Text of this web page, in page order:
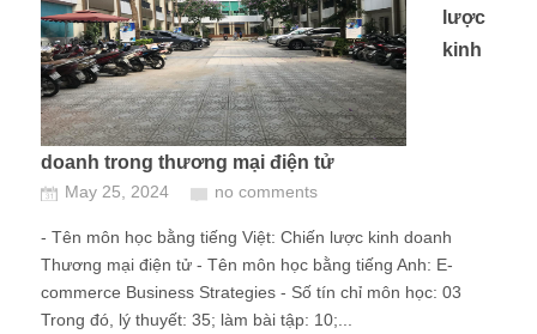
lược
kinh
doanh trong thương mại điện tử
May 25, 2024 no comments
- Tên môn học bằng tiếng Việt: Chiến lược kinh doanh
Thương mại điện tử - Tên môn học bằng tiếng Anh: E-
commerce Business Strategies - Số tín chỉ môn học: 03
Trong đó, lý thuyết: 35; làm bài tập: 10;...